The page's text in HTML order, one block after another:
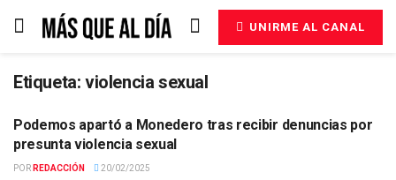
UNIRME AL CANAL
Etiqueta: violencia sexual
ACTUALIDAD
Podemos apartó a Monedero tras recibir denuncias por
presunta violencia sexual
POR REDACCIÓN 20/02/2025